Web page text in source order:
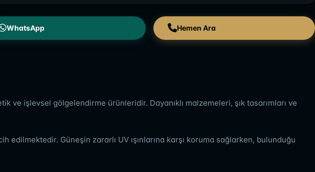
WhatsApp Hemen Ara
ve işlevsel gölgelendirme ürünleridir. Dayanıklı malzemeleri, şık tasarımları ve
Güneşin zararlı UV ışınlarına karşı koruma sağlarken, bulunduğu